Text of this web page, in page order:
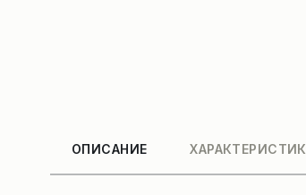
ОПИСАНИЕ